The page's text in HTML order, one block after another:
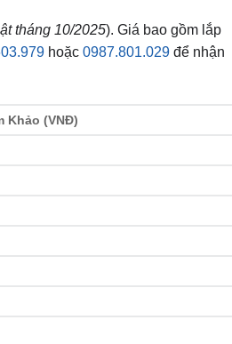
tháng 10/2025). Giá bao gồm lắp
hoặc 0987.801.029 để nhận
Khảo (VNĐ)